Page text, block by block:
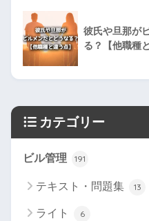
彼氏や旦那が
る？【他職種
カテゴリー
ビル管理 191
テキスト・問題集 13
ライト 6